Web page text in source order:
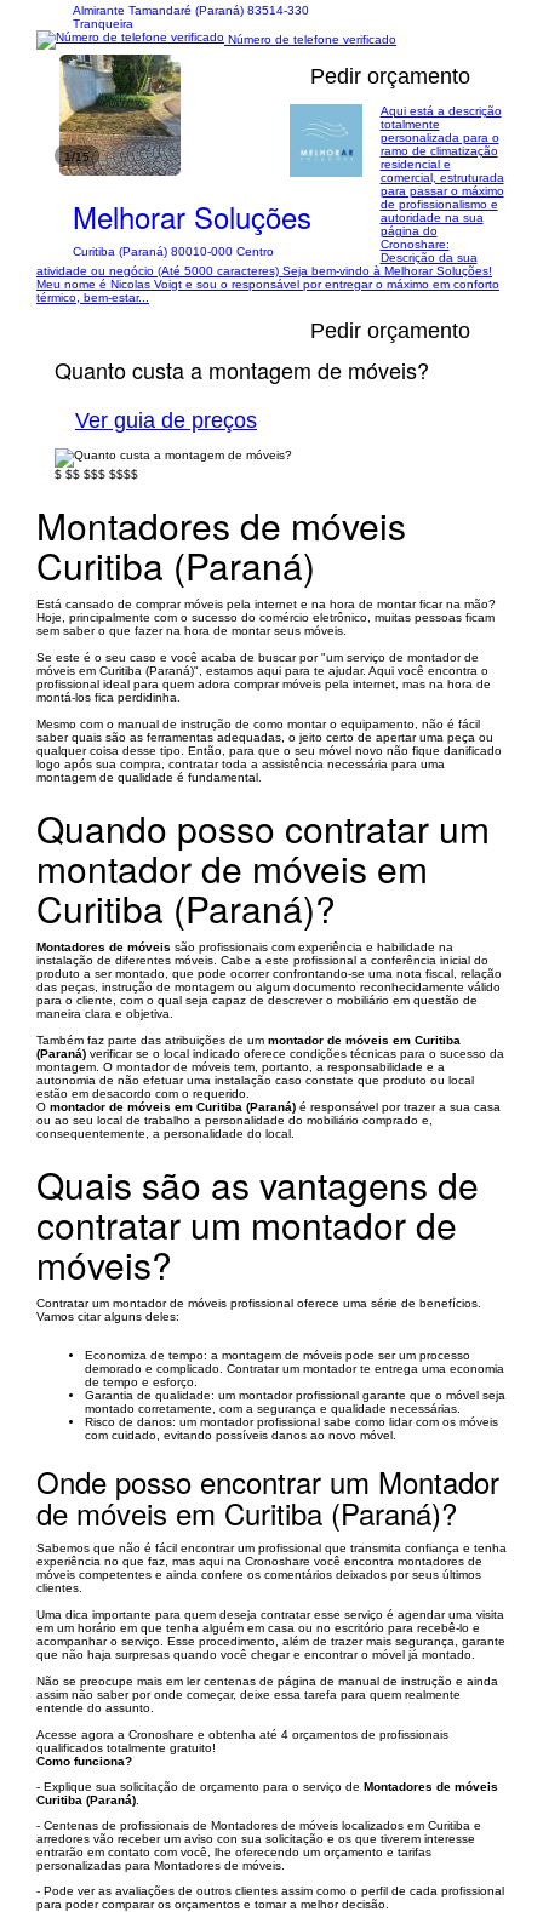
Almirante Tamandaré (Paraná) 83514-330
Tranqueira
Número de telefone verificado
1/15
Pedir orçamento
Melhorar Soluções
Curitiba (Paraná) 80010-000 Centro
Aqui está a descrição
totalmente
personalizada para o
ramo de climatização
residencial e
comercial, estruturada
para passar o máximo
de profissionalismo e
autoridade na sua
página do
Cronoshare:
Descrição da sua
atividade ou negócio (Até 5000 caracteres) Seja bem-vindo à Melhorar Soluções!
Meu nome é Nicolas Voigt e sou o responsável por entregar o máximo em conforto
térmico, bem-estar...
Pedir orçamento
Quanto custa a montagem de móveis?
Ver guia de preços
$ $$ $$$ $$$$
Montadores de móveis
Curitiba (Paraná)
Está cansado de comprar móveis pela internet e na hora de montar ficar na mão?
Hoje, principalmente com o sucesso do comércio eletrônico, muitas pessoas ficam
sem saber o que fazer na hora de montar seus móveis.
Se este é o seu caso e você acaba de buscar por "um serviço de montador de
móveis em Curitiba (Paraná)", estamos aqui para te ajudar. Aqui você encontra o
profissional ideal para quem adora comprar móveis pela internet, mas na hora de
montá-los fica perdidinha.
Mesmo com o manual de instrução de como montar o equipamento, não é fácil
saber quais são as ferramentas adequadas, o jeito certo de apertar uma peça ou
qualquer coisa desse tipo. Então, para que o seu móvel novo não fique danificado
logo após sua compra, contratar toda a assistência necessária para uma
montagem de qualidade é fundamental.
Quando posso contratar um
montador de móveis em
Curitiba (Paraná)?
Montadores de móveis são profissionais com experiência e habilidade na
instalação de diferentes móveis. Cabe a este profissional a conferência inicial do
produto a ser montado, que pode ocorrer confrontando-se uma nota fiscal, relação
das peças, instrução de montagem ou algum documento reconhecidamente válido
para o cliente, com o qual seja capaz de descrever o mobiliário em questão de
maneira clara e objetiva.
Também faz parte das atribuições de um montador de móveis em Curitiba
(Paraná) verificar se o local indicado oferece condições técnicas para o sucesso da
montagem. O montador de móveis tem, portanto, a responsabilidade e a
autonomia de não efetuar uma instalação caso constate que produto ou local
estão em desacordo com o requerido.
O montador de móveis em Curitiba (Paraná) é responsável por trazer a sua casa
ou ao seu local de trabalho a personalidade do mobiliário comprado e,
consequentemente, a personalidade do local.
Quais são as vantagens de
contratar um montador de
móveis?
Contratar um montador de móveis profissional oferece uma série de benefícios.
Vamos citar alguns deles:
Economiza de tempo: a montagem de móveis pode ser um processo
demorado e complicado. Contratar um montador te entrega uma economia
de tempo e esforço.
Garantia de qualidade: um montador profissional garante que o móvel seja
montado corretamente, com a segurança e qualidade necessárias.
Risco de danos: um montador profissional sabe como lidar com os móveis
com cuidado, evitando possíveis danos ao novo móvel.
Onde posso encontrar um Montador
de móveis em Curitiba (Paraná)?
Sabemos que não é fácil encontrar um profissional que transmita confiança e tenha
experiência no que faz, mas aqui na Cronoshare você encontra montadores de
móveis competentes e ainda confere os comentários deixados por seus últimos
clientes.
Uma dica importante para quem deseja contratar esse serviço é agendar uma visita
em um horário em que tenha alguém em casa ou no escritório para recebê-lo e
acompanhar o serviço. Esse procedimento, além de trazer mais segurança, garante
que não haja surpresas quando você chegar e encontrar o móvel já montado.
Não se preocupe mais em ler centenas de página de manual de instrução e ainda
assim não saber por onde começar, deixe essa tarefa para quem realmente
entende do assunto.
Acesse agora a Cronoshare e obtenha até 4 orçamentos de profissionais
qualificados totalmente gratuito!
Como funciona?
- Explique sua solicitação de orçamento para o serviço de Montadores de móveis
Curitiba (Paraná)
- Centenas de profissionais de Montadores de móveis localizados em Curitiba e
arredores vão receber um aviso con sua solicitação e os que tiverem interesse
entrarão em contato com você, lhe oferecendo um orçamento e tarifas
personalizadas para Montadores de móveis.
- Pode ver as avaliações de outros clientes assim como o perfil de cada profissional
para poder comparar os orçamentos e tomar a melhor decisão.